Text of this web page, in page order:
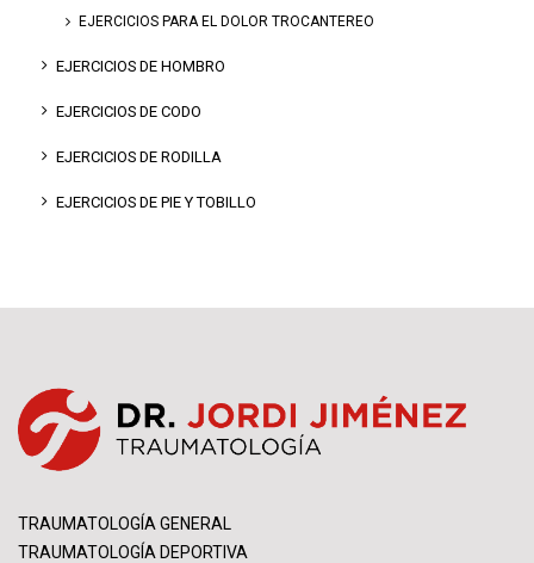
EJERCICIOS PARA EL DOLOR TROCANTEREO
EJERCICIOS DE HOMBRO
EJERCICIOS DE CODO
EJERCICIOS DE RODILLA
EJERCICIOS DE PIE Y TOBILLO
TRAUMATOLOGÍA GENERAL
TRAUMATOLOGÍA DEPORTIVA